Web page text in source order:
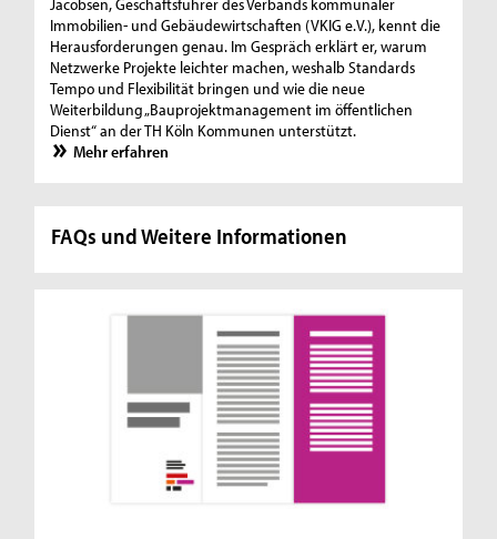
Immobilien- und Gebäudewirtschaften (VKIG e.V.), kennt die
Herausforderungen genau. Im Gespräch erklärt er, warum
Netzwerke Projekte leichter machen, weshalb Standards
Tempo und Flexibilität bringen und wie die neue
Weiterbildung „Bauprojektmanagement im öffentlichen
Dienst“ an der TH Köln Kommunen unterstützt.
Mehr erfahren
FAQs und Weitere Informationen